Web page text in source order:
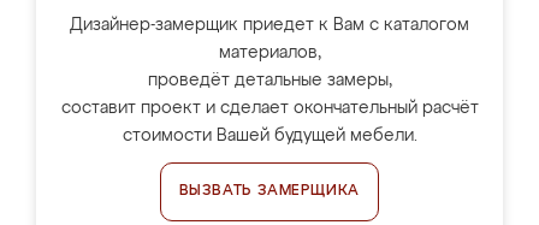
Дизайнер-замерщик приедет к Вам с каталогом
материалов,
проведёт детальные замеры,
составит проект и сделает окончательный расчёт
стоимости Вашей будущей мебели.
ВЫЗВАТЬ ЗАМЕРЩИКА